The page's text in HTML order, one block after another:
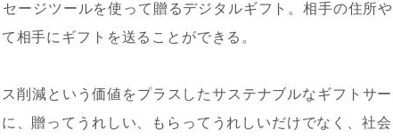
ージツールを使って贈るデジタルギフト。相手の住所や
相手にギフトを送ることができる。
削減という価値をプラスしたサステナブルなギフトサー
、贈ってうれしい、もらってうれしいだけでなく、社会